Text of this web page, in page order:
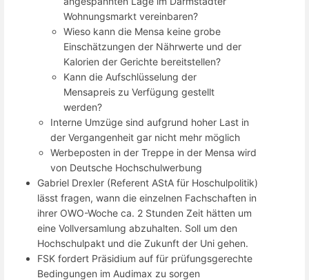
Wohnungsmarkt vereinbaren?
Wieso kann die Mensa keine grobe
Einschätzungen der Nährwerte und der
Kalorien der Gerichte bereitstellen?
Kann die Aufschlüsselung der
Mensapreis zu Verfügung gestellt
werden?
Interne Umzüge sind aufgrund hoher Last in
der Vergangenheit gar nicht mehr möglich
Werbeposten in der Treppe in der Mensa wird
von Deutsche Hochschulwerbung
Gabriel Drexler (Referent AStA für Hoschulpolitik)
lässt fragen, wann die einzelnen Fachschaften in
ihrer OWO-Woche ca. 2 Stunden Zeit hätten um
eine Vollversamlung abzuhalten. Soll um den
Hochschulpakt und die Zukunft der Uni gehen.
FSK fordert Präsidium auf für prüfungsgerechte
Bedingungen im Audimax zu sorgen